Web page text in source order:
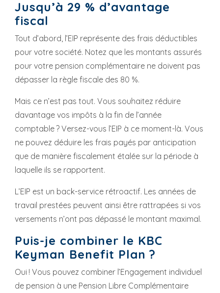
Jusqu’à 29 % d’avantage
fiscal
Tout d’abord, l’EIP représente des frais déductibles
pour votre société. Notez que les montants assurés
pour votre pension complémentaire ne doivent pas
dépasser la règle fiscale des 80 %.
Mais ce n’est pas tout. Vous souhaitez réduire
davantage vos impôts à la fin de l’année
comptable ? Versez-vous l’EIP à ce moment-là. Vous
ne pouvez déduire les frais payés par anticipation
que de manière fiscalement étalée sur la période à
laquelle ils se rapportent.
L’EIP est un back-service rétroactif. Les années de
travail prestées peuvent ainsi être rattrapées si vos
versements n’ont pas dépassé le montant maximal.
Puis-je combiner le KBC
Keyman Benefit Plan ?
Oui ! Vous pouvez combiner l’Engagement individuel
de pension à une Pension Libre Complémentaire